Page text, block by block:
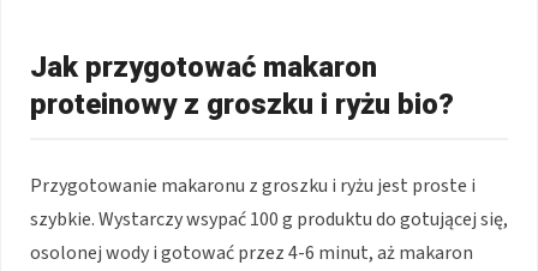
Jak przygotować makaron
proteinowy z groszku i ryżu bio?
Przygotowanie makaronu z groszku i ryżu jest proste i
szybkie. Wystarczy wsypać 100 g produktu do gotującej się,
osolonej wody i gotować przez 4-6 minut, aż makaron